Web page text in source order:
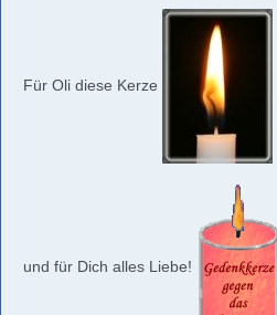
Für Oli diese Kerze
und für Dich alles Liebe!